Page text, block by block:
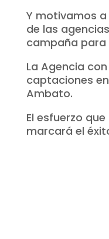
Y motivamos
de las
campaña
La Agencia
captaciones
Ambato.
El esfuerzo
marcará el